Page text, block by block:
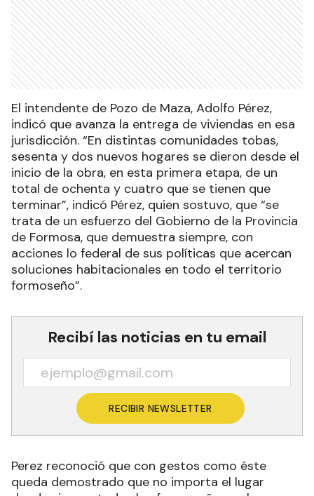
El intendente de Pozo de Maza, Adolfo Pérez,
indicó que avanza la entrega de viviendas en esa
jurisdicción. “En distintas comunidades tobas,
sesenta y dos nuevos hogares se dieron desde el
inicio de la obra, en esta primera etapa, de un
total de ochenta y cuatro que se tienen que
terminar”, indicó Pérez, quien sostuvo, que “se
trata de un esfuerzo del Gobierno de la Provincia
de Formosa, que demuestra siempre, con
acciones lo federal de sus políticas que acercan
soluciones habitacionales en todo el territorio
formoseño”.
Recibí las noticias en tu email
RECIBIR NEWSLETTER
Perez reconoció que con gestos como éste
queda demostrado que no importa el lugar